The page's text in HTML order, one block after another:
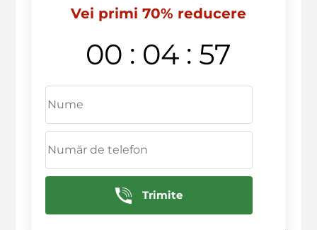
toate vehiculele?- Da, zatemnirea
poate fi efectuată pe aproape orice tip
respectă reglementările locale.
Ce culoare ar trebui să aleg pentru
culori sunt nuanțele de negru sau gri,
darpoți
Cât durează procesul de zatemnire?
De obicei, durează între
funcție de complexitate.
Ce trebuie sa fac pentru a păstra
și evitarea produselor abrazive sunt
esențiale pentru a menține folia într-o
Vei primi 70% reducere
00 : 04 : 56
Trimite